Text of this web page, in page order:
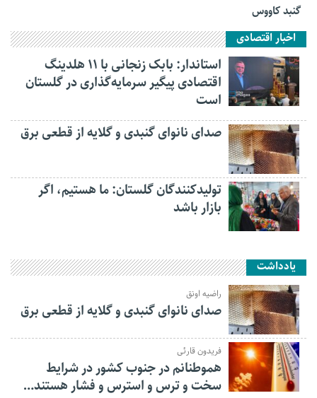
گنبد کاووس
اخبار اقتصادی
استاندار: بابک زنجانی با ۱۱ هلدینگ
اقتصادی پیگیر سرمایه‌گذاری در گلستان
است
صدای نانوای گنبدی و گلایه از قطعی برق
تولیدکنندگان گلستان: ما هستیم، اگر
بازار باشد
یادداشت
راضیه اونق
صدای نانوای گنبدی و گلایه از قطعی برق
فریدون قارئی
هموطنانم در جنوب کشور در شرایط
سخت و ترس و استرس و فشار هستند…